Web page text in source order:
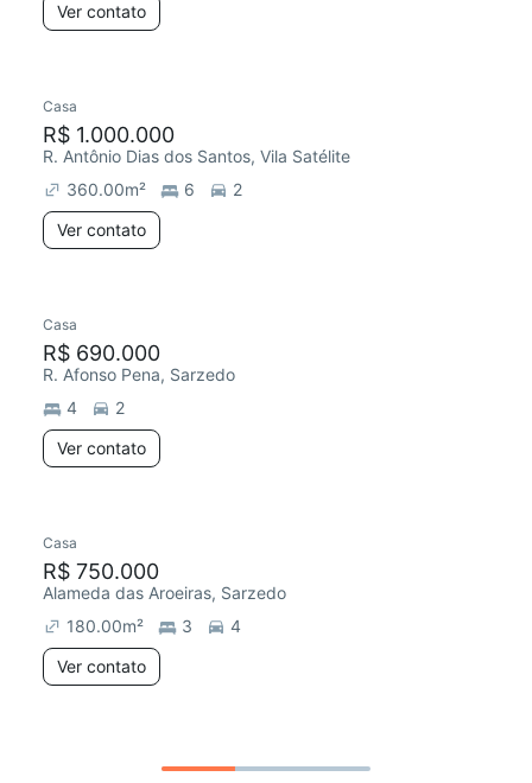
Ver contato
Casa
R$ 1.000.000
R. Antônio Dias dos Santos, Vila Satélite
360.00m² 6
2
Ver contato
Casa
R$ 690.000
R. Afonso Pena, Sarzedo
4
2
Ver contato
Casa
R$ 750.000
Alameda das Aroeiras, Sarzedo
180.00m² 3
4
Ver contato